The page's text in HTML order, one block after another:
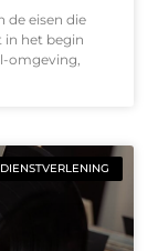
de eisen die
in het begin
omgeving,